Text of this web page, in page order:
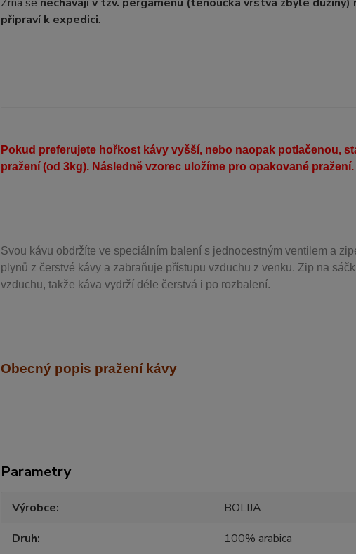
připraví k expedici.
Pokud preferujete hořkost kávy vyšší, nebo naopak potlačenou,
pražení (od 3kg). Následně vzorec uložíme pro opakované
Svou kávu obdržíte ve speciálním balení s jednocestným ventilem a
plynů z čerstvé kávy a zabraňuje přístupu vzduchu z venku. Zip na
vzduchu, takže káva vydrží déle čerstvá i po rozbalení.
Obecný popis pražení kávy
Parametry
Výrobce
BOLIJA
Druh
100% arabica